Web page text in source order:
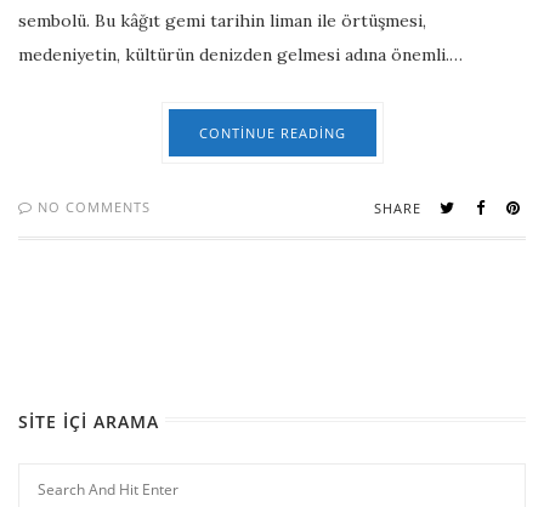
sembolü. Bu kâğıt gemi tarihin liman ile örtüşmesi,
medeniyetin, kültürün denizden gelmesi adına önemli.…
CONTINUE READING
NO COMMENTS SHARE
SITE İÇI ARAMA